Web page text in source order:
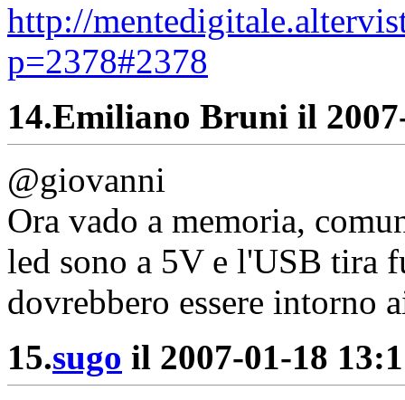
http://
p=2378#2378
14.Emiliano Bruni il
@giovanni
Ora vado a memoria,
led sono a 5V e l'USB tira
dovrebbero essere intorno
15.sugo il 2007-01-18